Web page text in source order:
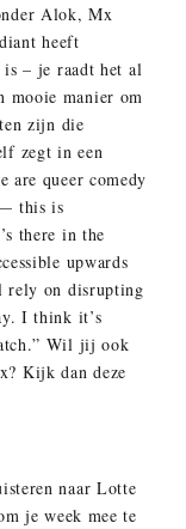
Alok, Mx
heeft
– je raadt het al
mooie manier om
zijn die
zegt in een
are queer comedy
this is
there in the
upwards
on disrupting
I think it’s
Wil jij ook
Kijk dan deze
naar Lotte
je week mee te